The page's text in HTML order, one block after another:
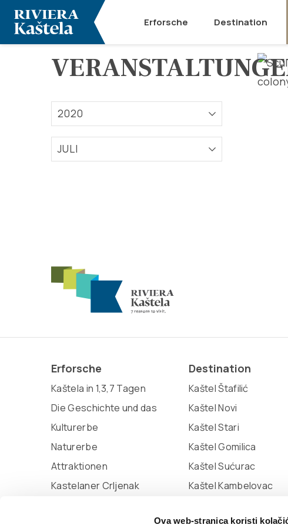
Ova web-stranica koristi
Erforsche Destination
2020
JULI
Erforsche
Kaštela in 1,3,7 Tagen
Die Geschichte und das
Kulturerbe
Naturerbe
Attraktionen
Kastelaner Crljenak
Destination
Kaštel Štafilić
Kaštel Novi
Kaštel Stari
Kaštel Gomilica
Kaštel Sućurac
Kaštel Kambelovac